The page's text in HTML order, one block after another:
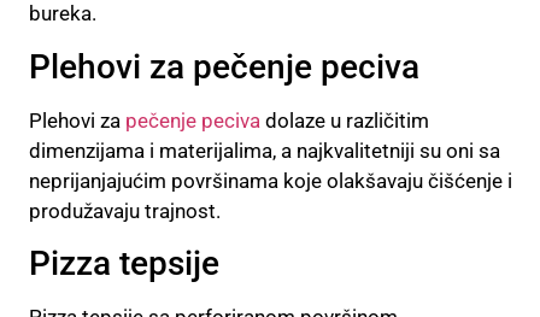
bureka.
Plehovi za pečenje peciva
Plehovi za pečenje peciva dolaze u različitim
dimenzijama i materijalima, a najkvalitetniji su oni sa
neprijanjajućim površinama koje olakšavaju čišćenje i
produžavaju trajnost.
Pizza tepsije